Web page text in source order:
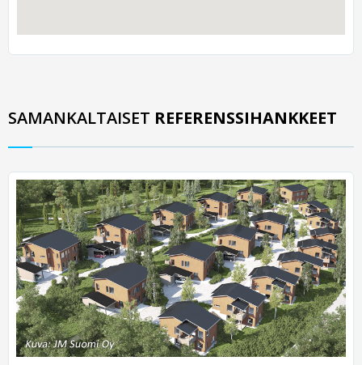
SAMANKALTAISET REFERENSSIHANKKEET